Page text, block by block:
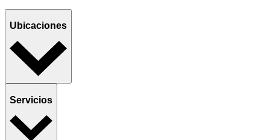
Ubicaciones
Servicios